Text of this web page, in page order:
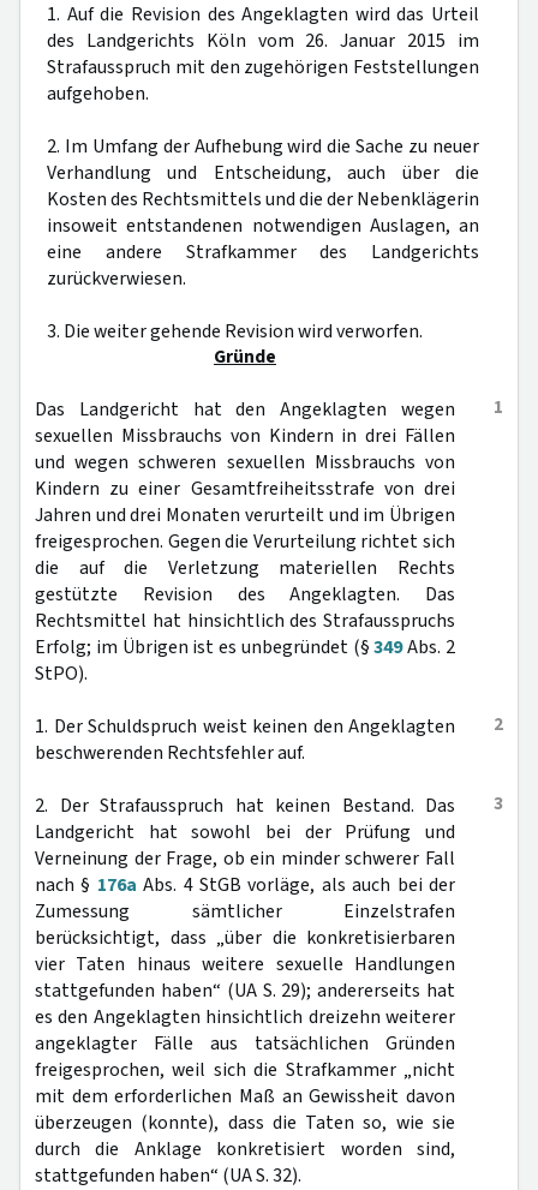
1. Auf die Revision des Angeklagten wird das Urteil
des Landgerichts Köln vom 26. Januar 2015 im
Strafausspruch mit den zugehörigen Feststellungen
aufgehoben.
2. Im Umfang der Aufhebung wird die Sache zu neuer
Verhandlung und Entscheidung, auch über die
Kosten des Rechtsmittels und die der Nebenklägerin
insoweit entstandenen notwendigen Auslagen, an
eine andere Strafkammer des Landgerichts
zurückverwiesen.
3. Die weiter gehende Revision wird verworfen.
Gründe
1
Das Landgericht hat den Angeklagten wegen
sexuellen Missbrauchs von Kindern in drei Fällen
und wegen schweren sexuellen Missbrauchs von
Kindern zu einer Gesamtfreiheitsstrafe von drei
Jahren und drei Monaten verurteilt und im Übrigen
freigesprochen. Gegen die Verurteilung richtet sich
die auf die Verletzung materiellen Rechts
gestützte Revision des Angeklagten. Das
Rechtsmittel hat hinsichtlich des Strafausspruchs
Erfolg; im Übrigen ist es unbegründet (§349Abs. 2
StPO).
2
1. Der Schuldspruch weist keinen den Angeklagten
beschwerenden Rechtsfehler auf.
3
2. Der Strafausspruch hat keinen Bestand. Das
Landgericht hat sowohl bei der Prüfung und
Verneinung der Frage, ob ein minder schwerer Fall
nach § 176a Abs. 4 StGB vorläge, als auch bei der
Zumessung sämtlicher Einzelstrafen
berücksichtigt, dass „über die konkretisierbaren
vier Taten hinaus weitere sexuelle Handlungen
stattgefunden haben“ (UA S. 29); andererseits hat
es den Angeklagten hinsichtlich dreizehn weiterer
angeklagter Fälle aus tatsächlichen Gründen
freigesprochen, weil sich die Strafkammer „nicht
mit dem erforderlichen Maß an Gewissheit davon
überzeugen (konnte), dass die Taten so, wie sie
durch die Anklage konkretisiert worden sind,
stattgefunden haben“ (UA S. 32).